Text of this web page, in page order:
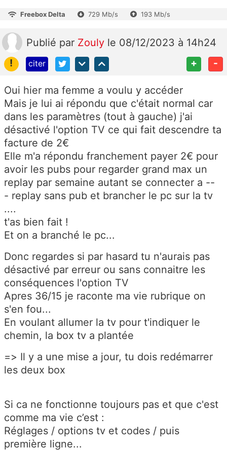
Freebox Delta 729 Mb/s 193 Mb/s
Publié par Zouly le 08/12/2023 à 14h24
!
citer + -
Oui hier ma femme a voulu y accéder
Mais je lui ai répondu que c'était normal car
dans les paramètres (tout à gauche) j'ai
désactivé l'option TV ce qui fait descendre ta
facture de 2€
Elle m'a répondu franchement payer 2€ pour
avoir les pubs pour regarder grand max un
replay par semaine autant se connecter a --
- replay sans pub et brancher le pc sur la tv
....
t'as bien fait !
Et on a branché le pc...
Donc regardes si par hasard tu n'aurais pas
désactivé par erreur ou sans connaitre les
conséquences l'option TV
Apres 36/15 je raconte ma vie rubrique on
s'en fou...
En voulant allumer la tv pour t'indiquer le
chemin, la box tv a plantée
=> Il y a une mise a jour, tu dois redémarrer
les deux box
Si ca ne fonctionne toujours pas et que c'est
comme ma vie c’est :
Réglages / options tv et codes / puis
première ligne...